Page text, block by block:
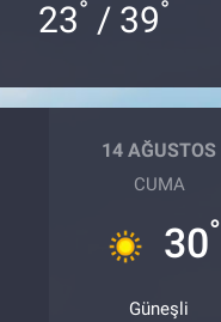
23° / 39°
14 AĞUSTOS
CUMA
30°
Güneşli